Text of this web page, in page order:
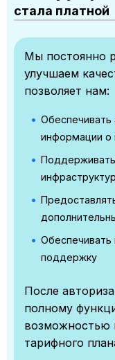
стала платной
Мы постоянно
улучшаем
позволяет нам:
Обеспечивать
информации о
Поддерживать
Обеспечивать
поддержку
После
полному
возможностью
тарифного